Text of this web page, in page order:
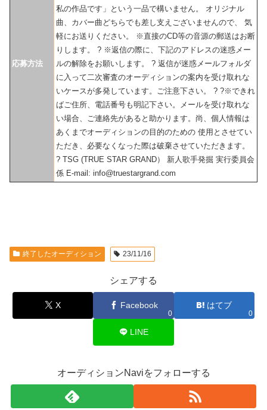
応募方法
私の作品です」という一品で構いません。 オリジナル
曲、カバー曲どちらでも差し支えございませんので、 気
軽にお送りください。 ※直接のCD等の音源の郵送はお断
りします。 ? ※返信の際に、下記のアドレスの迷惑メー
ルの解除をお願いします。 ? 返信が迷惑メールフォルダ
に入って二次審査のオーディションの案内を受け取れな
いケースが多発しています。ご注意下さい。 ? ?※できれ
ばご住所、電話番号も明記下さい。メールを受け取れな
い場合、ご連絡先があると助かります。尚、個人情報は
あくまでオーディションの目的のための 使用とさせてい
ただき、必要なくなった際は破棄させていただきます。
? TSG (TRUE STAR GRAND） 新人歌手発掘 実行委員会
係 E-mail: info@truestargrand.com
終了したオーディション 23/11/16
シェアする
X Facebook
0
はてブ
0
LINE
オーディションNaviをフォローする